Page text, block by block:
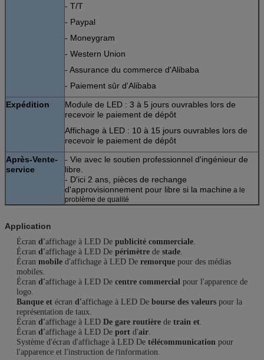
- T/T
- Paypal
- Moneygram
- Western Union
- Assurance du commerce d'Alibaba
- Paiement sûr d'Alibaba
Expédition
Module de LED : 3 à 5 jours ouvrables lors de
recevoir le paiement de dépôt
Affichage à LED : 10 à 15 jours ouvrables lors de
recevoir le paiement de dépôt
Après-Vente-
service
- Vie avec le soutien professionnel d'ingénieur de
libre.
- D'ici 2 ans, pièces de rechange
d'approvisionnement pour libre si la machine a le
problème de qualité
Application
Écran d'affichage à LED De publicité commerciale
Écran d'affichage à LED De périmètre de stade
Écran mobile d'affichage à LED De remorque pour des médias
mobiles.
Écran d'affichage à LED De centre commercial pour l'apparence de
logo.
Banque et écran d'affichage à LED De bourse des valeurs pour la
représentation de taux.
Écran d'affichage à LED De gare routière de train et
Écran d'affichage à LED De port d'air
Système d'écran d'affichage à LED De télécommunication pour
l'apparence et l'instruction de l'information.